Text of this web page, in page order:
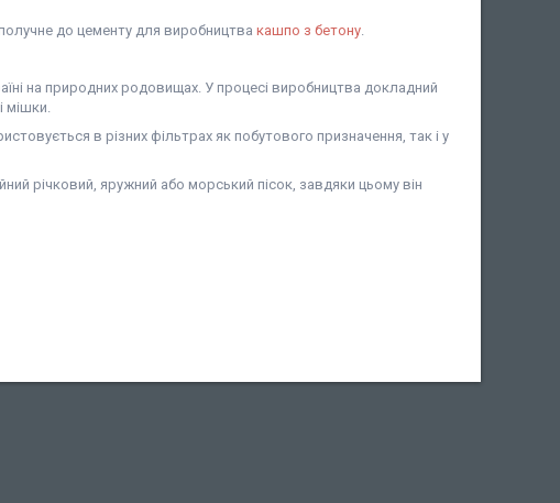
до цементу для виробництва кашпо з бетону
на природних родовищах. У процесі виробництва докладний
мішки.
в різних фільтрах як побутового призначення, так і у
річковий, яружний або морський пісок, завдяки цьому він